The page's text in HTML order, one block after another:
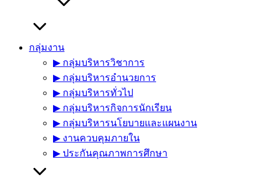
กลุ่มงาน
▶︎ กลุ่มบริหารวิชาการ
▶︎ กลุ่มบริหารอำนวยการ
▶︎ กลุ่มบริหารทั่วไป
▶︎ กลุ่มบริหารกิจการนักเรียน
▶︎ กลุ่มบริหารนโยบายและแผนงาน
▶︎ งานควบคุมภายใน
▶︎ ประกันคุณภาพการศึกษา